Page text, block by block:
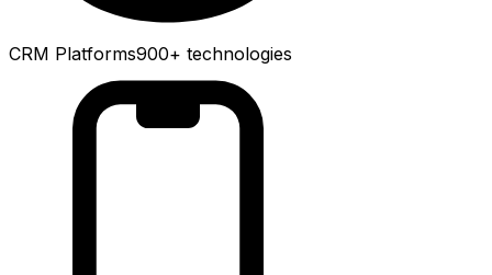
CRM Platforms900+ technologies